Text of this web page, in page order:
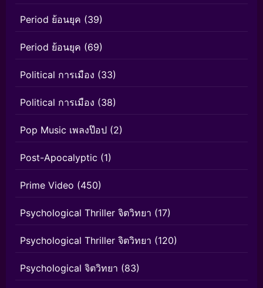
Period ย้อนยุค (39)
Period ย้อนยุค (69)
Political การเมือง (33)
Political การเมือง (38)
Pop Music เพลงป๊อป (2)
Post-Apocalyptic (1)
Prime Video (450)
Psychological Thriller จิตวิทยา (17)
Psychological Thriller จิตวิทยา (120)
Psychological จิตวิทยา (83)